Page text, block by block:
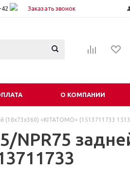
Заказать звонок
О КОМПАНИИ
(18x73x360) =KITATOMO= (1513711733
NPR75